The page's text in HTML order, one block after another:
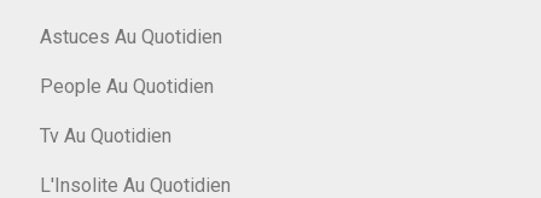
Astuces Au Quotidien
People Au Quotidien
Tv Au Quotidien
L'Insolite Au Quotidien